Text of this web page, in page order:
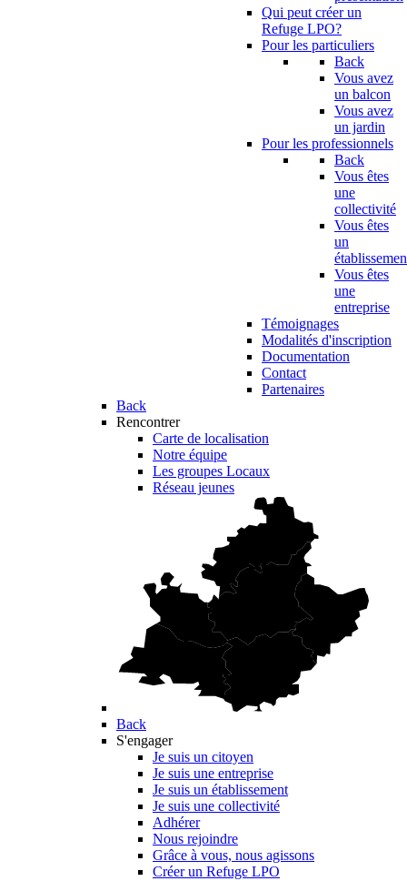
Qui peut créer un
Refuge LPO?
Pour les particuliers
Back
Vous avez
un balcon
Vous avez
un jardin
Pour les professionnels
Back
Vous êtes
une
collectivité
Vous êtes
un
Vous êtes
une
entreprise
Témoignages
Modalités d'inscription
Documentation
Contact
Partenaires
Back
Rencontrer
Carte de localisation
Notre équipe
Les groupes Locaux
Réseau jeunes
Back
S'engager
Je suis un citoyen
Je suis une entreprise
Je suis un établissement
Je suis une collectivité
Adhérer
Nous rejoindre
Grâce à vous, nous agissons
Créer un Refuge LPO